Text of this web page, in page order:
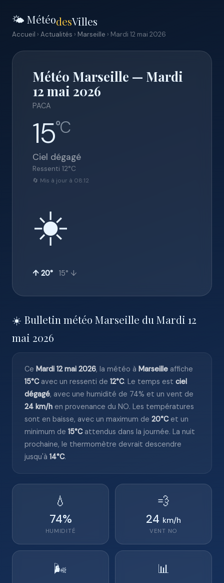
🌤️ MétéodesVilles
Accueil › Actualités › Marseille › Mardi 12 mai 2026
Météo Marseille — Mardi
12 mai 2026
PACA
15°C
Ciel dégagé
Ressenti 12°C
🔄 Mis à jour à 08:12
☀️
↑ 20° 15° ↓
☀️ Bulletin météo Marseille du Mardi 12
mai 2026
Ce Mardi 12 mai 2026, la météo à Marseille affiche
15°Cavec un ressenti de 12°C. Le temps est ciel
dégagé, avec une humidité de 74% et un vent de
24 km/h en provenance du NO. Les températures
sont en baisse, avec un maximum de 20°Cet un
minimum de 15°Cattendus dans la journée. La nuit
prochaine, le thermomètre devrait descendre
jusqu'à 14°C.
💧
74%
HUMIDITÉ
💨
24 km/h
VENT NO
🌬️ 📊